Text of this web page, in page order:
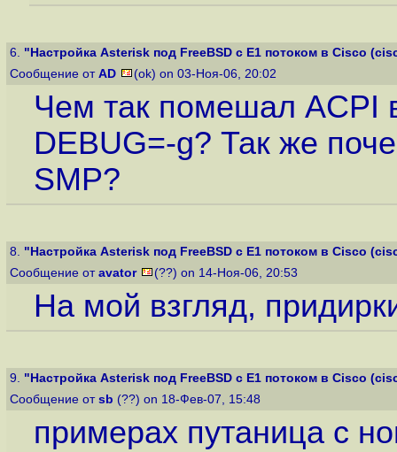
6. "Настройка Asterisk под FreeBSD с E1 потоком в Cisco
Сообщение от AD (ok) on 03-Ноя-06, 20:02
Чем так помешал ACPI
DEBUG=-g? Так же
SMP?
8. "Настройка Asterisk под FreeBSD с E1 потоком в Cisco
Сообщение от avator (??) on 14-Ноя-06, 20:53
На мой взгляд,
9. "Настройка Asterisk под FreeBSD с E1 потоком в Cisco
Сообщение от sb (??) on 18-Фев-07, 15:48
примерах путаница с